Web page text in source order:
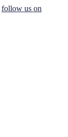
follow us on